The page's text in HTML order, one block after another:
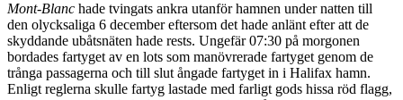
Mont-Blanc hade tvingats ankra utanför hamnen under natten till
den olycksaliga 6 december eftersom det hade anlänt efter att de
skyddande ubåtsnäten hade rests. Ungefär 07:30 på morgonen
bordades fartyget av en lots som manövrerade fartyget genom de
trånga passagerna och till slut ångade fartyget in i Halifax hamn.
Enligt reglerna skulle fartyg lastade med farligt gods hissa röd flagg,